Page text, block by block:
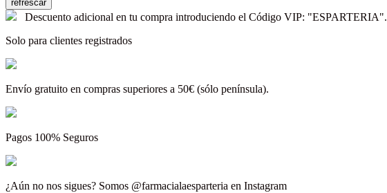
Descuento adicional en tu compra introduciendo el Código VIP: "ESPARTERIA".
Solo para clientes registrados
Envío gratuito en compras superiores a 50€ (sólo península).
Pagos 100% Seguros
¿Aún no nos sigues? Somos @farmacialaesparteria en Instagram